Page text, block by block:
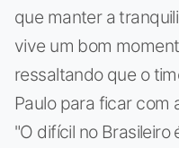
que manter a
vive um bom
ressaltando que o
Paulo para ficar com
"O difícil no